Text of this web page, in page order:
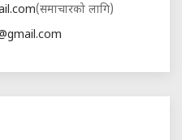
(समाचारको लागि)